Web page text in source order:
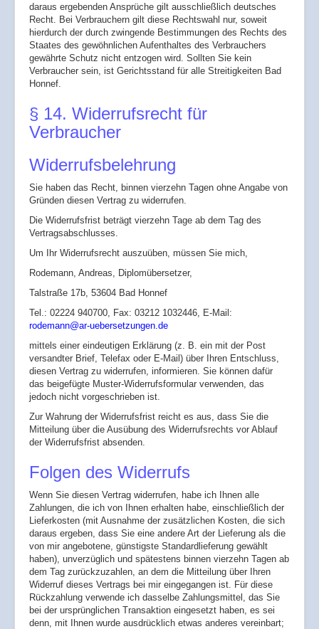
daraus ergebenden Ansprüche gilt ausschließlich deutsches
Recht. Bei Verbrauchern gilt diese Rechtswahl nur, soweit
hierdurch der durch zwingende Bestimmungen des Rechts des
Staates des gewöhnlichen Aufenthaltes des Verbrauchers
gewährte Schutz nicht entzogen wird. Sollten Sie kein
Verbraucher sein, ist Gerichtsstand für alle Streitigkeiten Bad
Honnef.
§ 14. Widerrufsrecht für
Verbraucher
Widerrufsbelehrung
Sie haben das Recht, binnen vierzehn Tagen ohne Angabe von
Gründen diesen Vertrag zu widerrufen.
Die Widerrufsfrist beträgt vierzehn Tage ab dem Tag des
Vertragsabschlusses.
Um Ihr Widerrufsrecht auszuüben, müssen Sie mich,
Rodemann, Andreas, Diplomübersetzer,
Talstraße 17b, 53604 Bad Honnef
Tel.: 02224 940700, Fax: 03212 1032446, E-Mail:
rodemann@ar-uebersetzungen.de
mittels einer eindeutigen Erklärung (z. B. ein mit der Post
versandter Brief, Telefax oder E-Mail) über Ihren Entschluss,
diesen Vertrag zu widerrufen, informieren. Sie können dafür
das beigefügte Muster-Widerrufsformular verwenden, das
jedoch nicht vorgeschrieben ist.
Zur Wahrung der Widerrufsfrist reicht es aus, dass Sie die
Mitteilung über die Ausübung des Widerrufsrechts vor Ablauf
der Widerrufsfrist absenden.
Folgen des Widerrufs
Wenn Sie diesen Vertrag widerrufen, habe ich Ihnen alle
Zahlungen, die ich von Ihnen erhalten habe, einschließlich der
Lieferkosten (mit Ausnahme der zusätzlichen Kosten, die sich
daraus ergeben, dass Sie eine andere Art der Lieferung als die
von mir angebotene, günstigste Standardlieferung gewählt
haben), unverzüglich und spätestens binnen vierzehn Tagen ab
dem Tag zurückzuzahlen, an dem die Mitteilung über Ihren
Widerruf dieses Vertrags bei mir eingegangen ist. Für diese
Rückzahlung verwende ich dasselbe Zahlungsmittel, das Sie
bei der ursprünglichen Transaktion eingesetzt haben, es sei
denn, mit Ihnen wurde ausdrücklich etwas anderes vereinbart;